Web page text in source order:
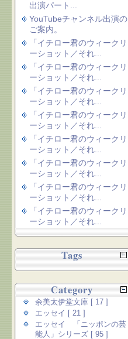
出演パート...
YouTubeチャンネル出演の
ご案内。
「イチロー君のウィークリ
ーショット／それ...
「イチロー君のウィークリ
ーショット／それ...
「イチロー君のウィークリ
ーショット／それ...
「イチロー君のウィークリ
ーショット／それ...
「イチロー君のウィークリ
ーショット／それ...
「イチロー君のウィークリ
ーショット／それ...
「イチロー君のウィークリ
ーショット／それ...
「イチロー君のウィークリ
ーショット／それ...
Tags
Category
余美太伊堂文庫 [ 17 ]
エッセイ [ 21 ]
エッセイ 「ニッポンの芸
能人」シリーズ [ 95 ]